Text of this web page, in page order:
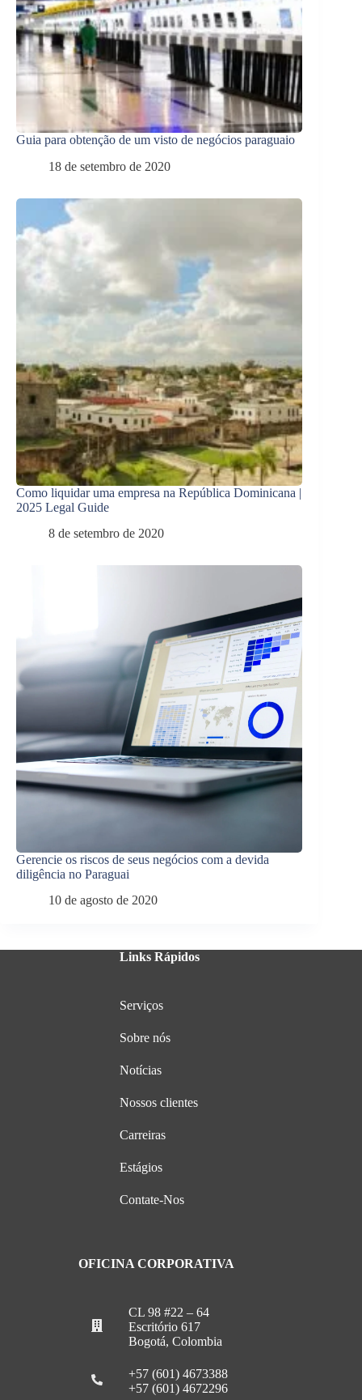
Guia para obtenção de um visto de negócios paraguaio
18 de setembro de 2020
Como liquidar uma empresa na República Dominicana |
2025 Legal Guide
8 de setembro de 2020
Gerencie os riscos de seus negócios com a devida
diligência no Paraguai
10 de agosto de 2020
Links Rápidos
Serviços
Sobre nós
Notícias
Nossos clientes
Carreiras
Estágios
Contate-Nos
OFICINA CORPORATIVA
CL 98 #22 – 64
Escritório 617
Bogotá, Colombia
+57 (601) 4673388
+57 (601) 4672296